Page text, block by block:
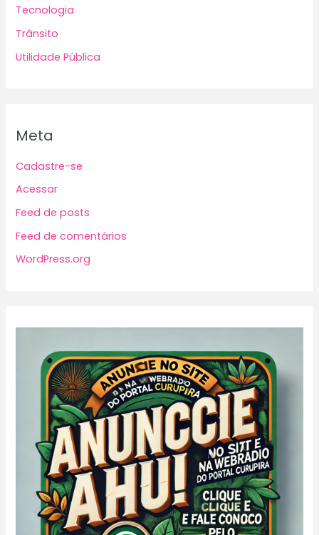
Tecnologia
Trânsito
Utilidade Pública
Meta
Cadastre-se
Acessar
Feed de posts
Feed de comentários
WordPress.org